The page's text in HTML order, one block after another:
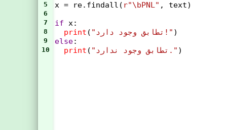
5
x = re. findall ( r"\bPNL" , text)
6
7
if x:
8 print ( "تطابق وجود دارد!" )
9 else:
10 print ( "تطابق وجود ندارد." )